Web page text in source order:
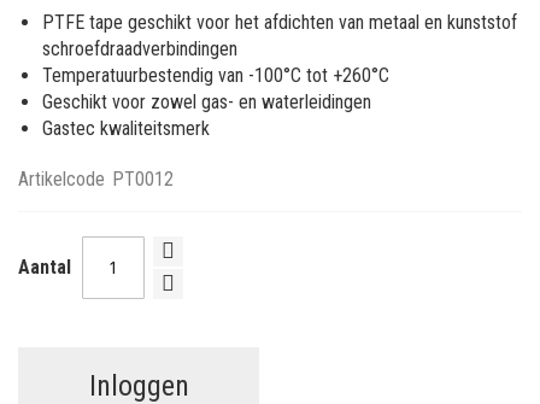
afbeeldingen-
gallerij
PTFE tape geschikt voor het afdichten van metaal en kunststof
schroefdraadverbindingen
Temperatuurbestendig van -100°C tot +260°C
Geschikt voor zowel gas- en waterleidingen
Gastec kwaliteitsmerk
Artikelcode PT0012
Aantal
Inloggen